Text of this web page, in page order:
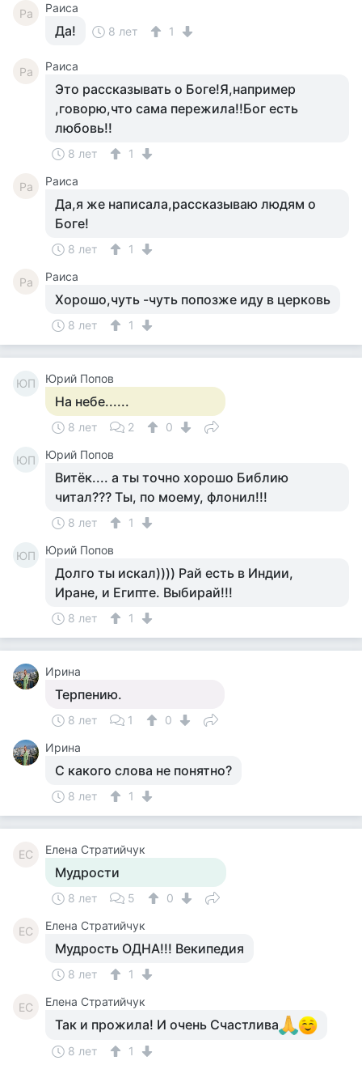
Ра Раиса
Да! 8 лет 1
Ра Раиса
Это рассказывать о Боге!Я,например
,говорю,что сама пережила!!Бог есть
любовь!!
8 лет 1
Ра Раиса
Да,я же написала,рассказываю людям о
Боге!
8 лет 1
Ра Раиса
Хорошо,чуть -чуть попозже иду в церковь
8 лет 1
ЮП Юрий Попов
На небе......
8 лет 2 0
ЮП Юрий Попов
Витёк.... а ты точно хорошо Библию
читал??? Ты, по моему, флонил!!!
8 лет 1
ЮП Юрий Попов
Долго ты искал)))) Рай есть в Индии,
Иране, и Египте. Выбирай!!!
8 лет 1
Ирина
Терпению.
8 лет 1
0
Ирина
С какого слова не понятно?
8 лет 1
ЕС Елена Стратийчук
Мудрости
8 лет 5 0
ЕС Елена Стратийчук
Мудрость ОДНА!!! Векипедия
8 лет 1
ЕС Елена Стратийчук
Так и прожила! И очень Счастлива
8 лет 1